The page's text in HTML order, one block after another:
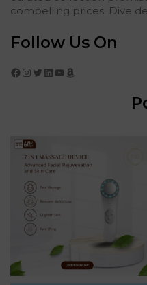
compelling prices. Dive
Follow Us On
Facebook Instagram Twitter LinkedIn YouTube Amazon